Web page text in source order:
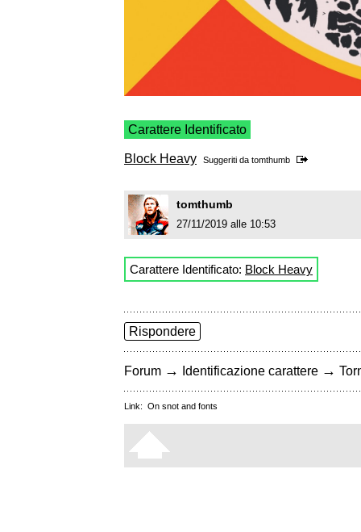
Carattere Identificato
Block Heavy Suggeriti da tomthumb
tomthumb
27/11/2019 alle 10:53
Carattere Identificato: Block Heavy
Rispondere
Forum → Identificazione carattere →
Link: On snot and fonts